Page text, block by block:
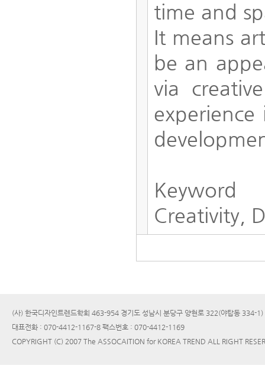
time and
It means
be an
via
Keyword
Creativity,
(사) 한국디자인트렌드학회 463-954 경기도 성남시 분당구 양현로 322(야탑동 334-
대표전화 : 070-4412-1167-8 팩스번호 : 070-4412-1169
COPYRIGHT (C) 2007 The ASSOCAITION for KOREA TREND ALL RIGHT